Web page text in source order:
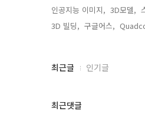
인공지능 이미지, 3D모델,
3D 빌딩, 구글어스,
최
과
최근글 인기글
최근댓글